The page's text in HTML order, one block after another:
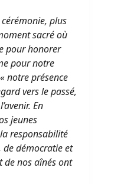
plus
sacré où
pour honorer
pour notre
« notre présence
vers le passé,
En
jeunes
responsabilité
de démocratie et
de nos aînés ont